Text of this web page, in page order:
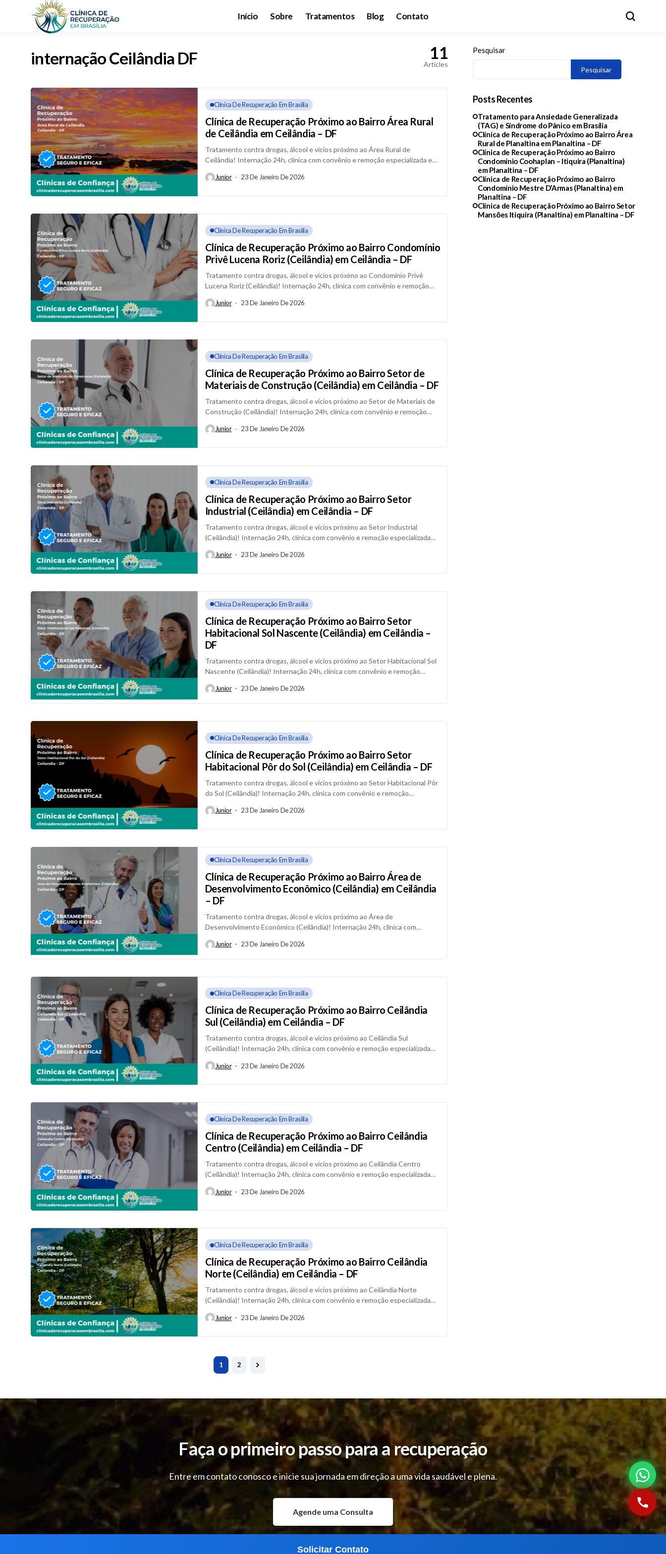
Início Sobre Tratamentos Blog Contato
internação Ceilândia DF 11
Articles
Clínica De Recuperação Em Brasilia
Clínica de Recuperação Próximo ao Bairro Área Rural
de Ceilândia em Ceilândia – DF
Tratamento contra drogas, álcool e vícios próximo ao Área Rural de
Ceilândia! Internação 24h, clínica com convênio e remoção especializada em
Junior 23 De Janeiro De 2026
Clínica De Recuperação Em Brasilia
Clínica de Recuperação Próximo ao Bairro Condomínio
Privê Lucena Roriz (Ceilândia) em Ceilândia – DF
Tratamento contra drogas, álcool e vícios próximo ao Condomínio Privê
Lucena Roriz (Ceilândia)! Internação 24h, clínica com convênio e remoção
Junior 23 De Janeiro De 2026
Clínica De Recuperação Em Brasilia
Clínica de Recuperação Próximo ao Bairro Setor de
Materiais de Construção (Ceilândia) em Ceilândia – DF
Tratamento contra drogas, álcool e vícios próximo ao Setor de Materiais de
Construção (Ceilândia)! Internação 24h, clínica com convênio e remoção
Junior 23 De Janeiro De 2026
Clínica De Recuperação Em Brasilia
Clínica de Recuperação Próximo ao Bairro Setor
Industrial (Ceilândia) em Ceilândia – DF
Tratamento contra drogas, álcool e vícios próximo ao Setor Industrial
(Ceilândia)! Internação 24h, clínica com convênio e remoção especializada
Junior 23 De Janeiro De 2026
Clínica De Recuperação Em Brasilia
Clínica de Recuperação Próximo ao Bairro Setor
Habitacional Sol Nascente (Ceilândia) em Ceilândia –
DF
Tratamento contra drogas, álcool e vícios próximo ao Setor Habitacional Sol
Nascente (Ceilândia)! Internação 24h, clínica com convênio e remoção
Junior 23 De Janeiro De 2026
Clínica De Recuperação Em Brasilia
Clínica de Recuperação Próximo ao Bairro Setor
Habitacional Pôr do Sol (Ceilândia) em Ceilândia – DF
Tratamento contra drogas, álcool e vícios próximo ao Setor Habitacional Pôr
do Sol (Ceilândia)! Internação 24h, clínica com convênio e remoção
Junior 23 De Janeiro De 2026
Clínica De Recuperação Em Brasilia
Clínica de Recuperação Próximo ao Bairro Área de
Desenvolvimento Econômico (Ceilândia) em Ceilândia
– DF
Tratamento contra drogas, álcool e vícios próximo ao Área de
Desenvolvimento Econômico (Ceilândia)! Internação 24h, clínica com
Junior 23 De Janeiro De 2026
Clínica De Recuperação Em Brasilia
Clínica de Recuperação Próximo ao Bairro Ceilândia
Sul (Ceilândia) em Ceilândia – DF
Tratamento contra drogas, álcool e vícios próximo ao Ceilândia Sul
(Ceilândia)! Internação 24h, clínica com convênio e remoção especializada
em Ceilândia – DF. Se...
Junior 23 De Janeiro De 2026
Clínica De Recuperação Em Brasilia
Clínica de Recuperação Próximo ao Bairro Ceilândia
Centro (Ceilândia) em Ceilândia – DF
Tratamento contra drogas, álcool e vícios próximo ao Ceilândia Centro
(Ceilândia)! Internação 24h, clínica com convênio e remoção especializada
Junior 23 De Janeiro De 2026
Clínica De Recuperação Em Brasilia
Clínica de Recuperação Próximo ao Bairro Ceilândia
Norte (Ceilândia) em Ceilândia – DF
Tratamento contra drogas, álcool e vícios próximo ao Ceilândia Norte
(Ceilândia)! Internação 24h, clínica com convênio e remoção especializada
Junior 23 De Janeiro De 2026
1 2
Pesquisar
Pesquisar
Posts Recentes
Tratamento para Ansiedade Generalizada
(TAG) e Síndrome do Pânico em Brasília
Clínica de Recuperação Próximo ao Bairro Área
Rural de Planaltina em Planaltina – DF
Clínica de Recuperação Próximo ao Bairro
Condomínio Coohaplan – Itiquira (Planaltina)
em Planaltina – DF
Clínica de Recuperação Próximo ao Bairro
Condomínio Mestre D’Armas (Planaltina) em
Planaltina – DF
Clínica de Recuperação Próximo ao Bairro Setor
Mansões Itiquira (Planaltina) em Planaltina – DF
Faça o primeiro passo para a recuperação
Entre em contato conosco e inicie sua jornada em direção a uma vida saudável e plena.
Agende uma Consulta
Solicitar Contato